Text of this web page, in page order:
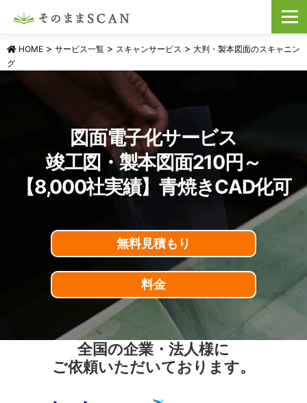
テ
ン
ツ
へ
メニュ
HOME > サービス一覧 > スキャンサービス > 大判・製本図面のスキャニン
グ
図面電子化サービス
竣工図・製本図面210円～
【8,000社実績】青焼きCAD化可
無料見積もり
料金
全国の企業・法人様に
ご依頼いただいております。